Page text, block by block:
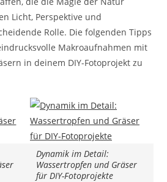
Licht, Perspektive und
Rolle. Die folgenden Tipps
Makroaufnahmen mit
in deinem DIY-Fotoprojekt zu
Dynamik im Detail:
Wassertropfen und Gräser
für DIY-Fotoprojekte